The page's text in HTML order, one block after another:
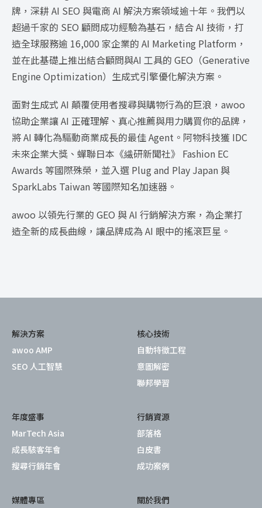
牌，深耕 AI SEO 與電商 AI 解決方案領域逾十年。我們以
超過千家的 SEO 顧問成功經驗為基石，結合 AI 技術，打
造全球服務逾 16,000 家企業的 AI Marketing Platform，
並在此基礎上推出結合顧問與AI 工具的 GEO（Generative
Engine Optimization）生成式引擎優化解決方案。
面對生成式 AI 顛覆使用者搜尋與購物行為的巨浪，awoo
協助企業讓 AI 正確理解、真心推薦與用力購買你的品牌，
將 AI 轉化為驅動商業成長的最佳 Agent。阿物科技獲 IDC
未來企業大獎、蟬聯日本《繊研新聞社》 Fashion EC
Awards 等國際殊榮，並入選 Plug and Play Japan 與
SparkLabs Taiwan 等國際知名加速器。
awoo 以領先行業的 GEO 與 AI 行銷解決方案，為企業打
造全新的成長曲線，讓品牌成為 AI 眼中的搖滾巨星。
解決方案
awoo AMP
SEO 人工智慧
核心技術
自動特徵工程
意圖解密
聯邦學習
年度盛事
MarTech Asia
成長駭客年會
搜尋行銷年會
行銷資源
部落格
白皮書
成功案例
媒體專區
關於我們